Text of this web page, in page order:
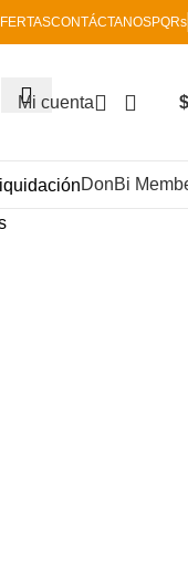
CONTÁCTANOSPQRs
Mi cuenta $
DonBi